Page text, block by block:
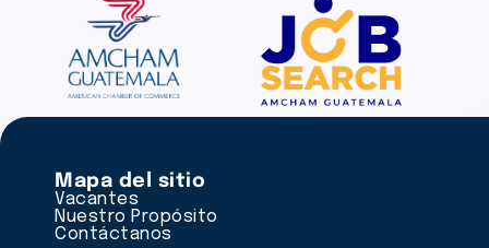
Mapa del sitio
Vacantes
Nuestro Propósito
Contáctanos